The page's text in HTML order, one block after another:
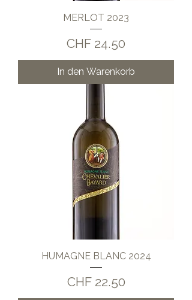
MERLOT 2023
Preis
CHF 24.50
In den Warenkorb
HUMAGNE BLANC 2024
Preis
CHF 22.50